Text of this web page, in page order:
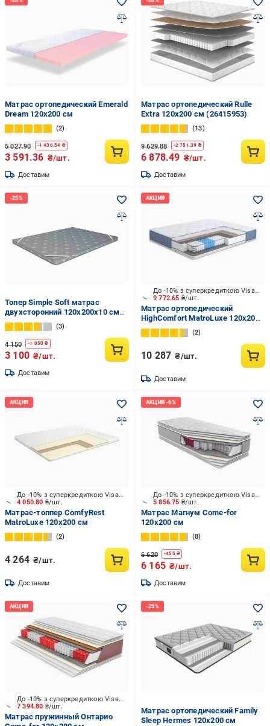
Матрас ортопедический Emerald
Dream 120x200 см
2
5 027.90 -1 436.54 ₴
3 591.36 ₴/шт.
Доставим
Матрас ортопедический Rulle
Extra 120x200 см (26415953)
13
9 629.88 -2 751.39 ₴
6 878.49 ₴/шт.
Доставим
Топер Simple Soft матрас
двухсторонний 120x200х10 см
Серый (23596906)
3
4 150 -1 050 ₴
3 100 ₴/шт.
Доставим
9 772.65 ₴/шт.
До -10% з суперкредиткою Visa Вигода
Матрас ортопедический
HighComfort MatroLuxe 120x200
см
2
10 287 ₴/шт.
Доставим
4 050.80 ₴/шт.
До -10% з суперкредиткою Visa Вигода
Матрас-топпер ComfyRest
MatroLuxe 120x200 см
2
4 264 ₴/шт.
Доставим
5 856.75 ₴/шт.
До -10% з суперкредиткою Visa Вигода
Матрас Магнум Come-for
120x200 см
8
6 620 -455₴
6 165 ₴/шт.
Доставим
7 394.80 ₴/шт.
До -10% з суперкредиткою Visa Вигода
Матрас пружинный Онтарио
Матрас ортопедический Family
Sleep Hermes 120x200 см